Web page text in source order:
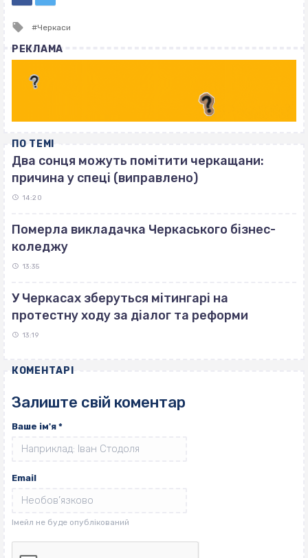
Tagged
Черкаси
РЕКЛАМА
ПО ТЕМІ
Два сонця можуть помітити черкащани:
причина у спеці (виправлено)
14:20
Померла викладачка Черкаського бізнес-
коледжу
13:35
У Черкасах зберуться мітингарі на
протестну ходу за діалог та реформи
13:19
КОМЕНТАРІ
Залиште свій коментар
Ваше ім'я *
Email